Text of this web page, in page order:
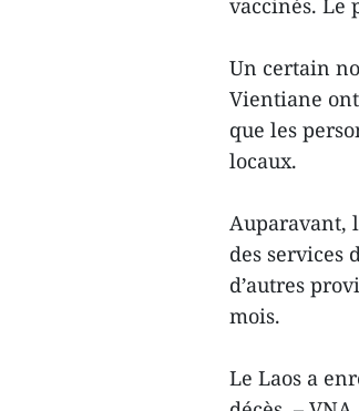
vaccinés. Le
Un certain
Vientiane
que les
locaux.
Auparavant,
des services
d’autres
mois.
Le Laos a